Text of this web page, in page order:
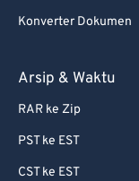
Konverter Dokumen
Arsip & Waktu
RAR ke Zip
PST ke EST
CST ke EST